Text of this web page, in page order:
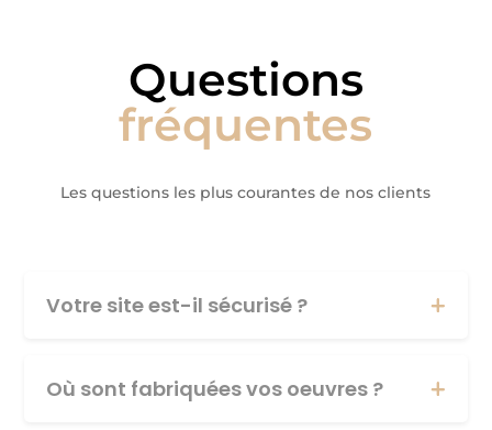
Questions
fréquentes
Les questions les plus courantes de nos clients
Votre site est-il sécurisé ?
Où sont fabriquées vos oeuvres ?